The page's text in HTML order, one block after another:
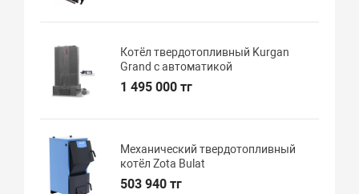
Котёл твердотопливный Kurgan
Grand с автоматикой
1 495 000 тг
Механический твердотопливный
котёл Zota Bulat
503 940 тг